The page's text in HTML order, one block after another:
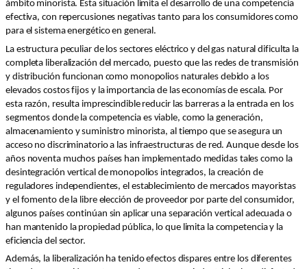
ámbito minorista. Esta situación limita el desarrollo de una competencia
efectiva, con repercusiones negativas tanto para los consumidores como
para el sistema energético en general.
La estructura peculiar de los sectores eléctrico y del gas natural dificulta la
completa liberalización del mercado, puesto que las redes de transmisión
y distribución funcionan como monopolios naturales debido a los
elevados costos fijos y la importancia de las economías de escala. Por
esta razón, resulta imprescindible reducir las barreras a la entrada en los
segmentos donde la competencia es viable, como la generación,
almacenamiento y suministro minorista, al tiempo que se asegura un
acceso no discriminatorio a las infraestructuras de red. Aunque desde los
años noventa muchos países han implementado medidas tales como la
desintegración vertical de monopolios integrados, la creación de
reguladores independientes, el establecimiento de mercados mayoristas
y el fomento de la libre elección de proveedor por parte del consumidor,
algunos países continúan sin aplicar una separación vertical adecuada o
han mantenido la propiedad pública, lo que limita la competencia y la
eficiencia del sector.
Además, la liberalización ha tenido efectos dispares entre los diferentes